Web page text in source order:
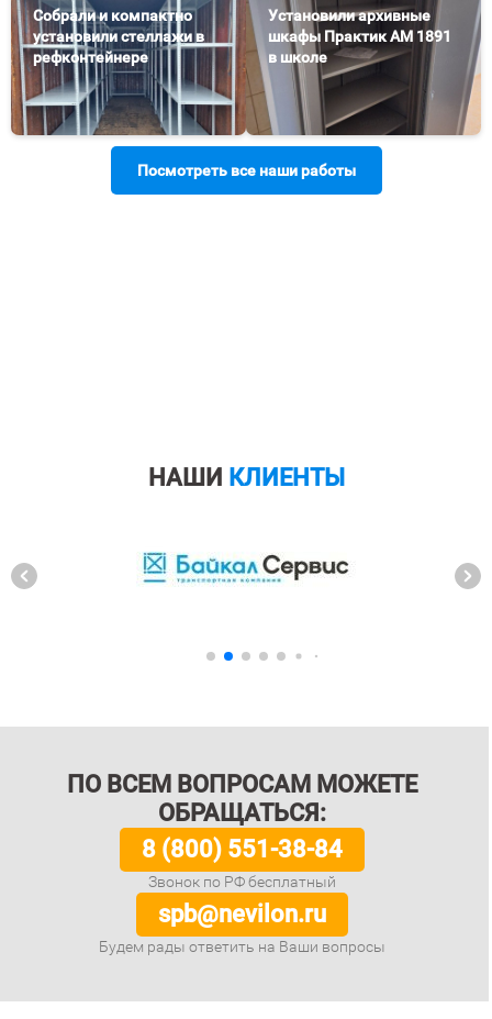
Собрали и компактно
установили стеллажи в
рефконтейнере
Установили архивные
шкафы Практик AM 1891
в школе
Посмотреть все наши работы
НАШИ КЛИЕНТЫ
ПО ВСЕМ ВОПРОСАМ МОЖЕТЕ
ОБРАЩАТЬСЯ:
8 (800) 551-38-84
Звонок по РФ бесплатный
spb@nevilon.ru
Будем рады ответить на Ваши вопросы